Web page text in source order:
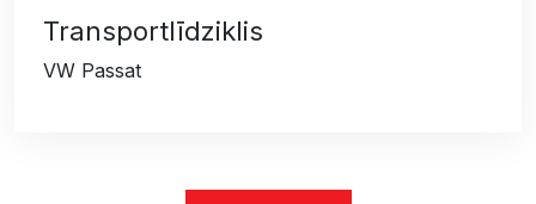
Transportlīdziklis
VW Passat